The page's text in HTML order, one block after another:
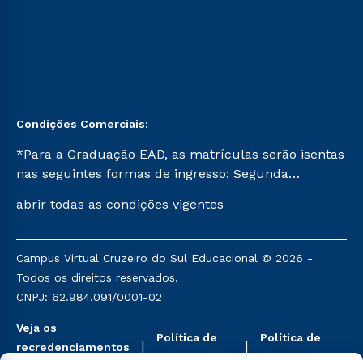
Condições Comerciais:
*Para a Graduação EAD, as matrículas serão isentas
nas seguintes formas de ingresso: Segunda
Já para as demais, a taxa de matrícula será de R$
mencionadas são referentes aos cursos: Ensino
Religioso, Geografia para a Docência e Metodologia
do Ensino de História: Questões Atuais.
abrir todas as condições vigentes
Campus Virtual Cruzeiro do Sul Educacional © 2026 -
Todos os direitos reservados.
CNPJ: 62.984.091/0001-02
Veja os
recredenciamentos
Política de
Privacidade
Política de
Cookies